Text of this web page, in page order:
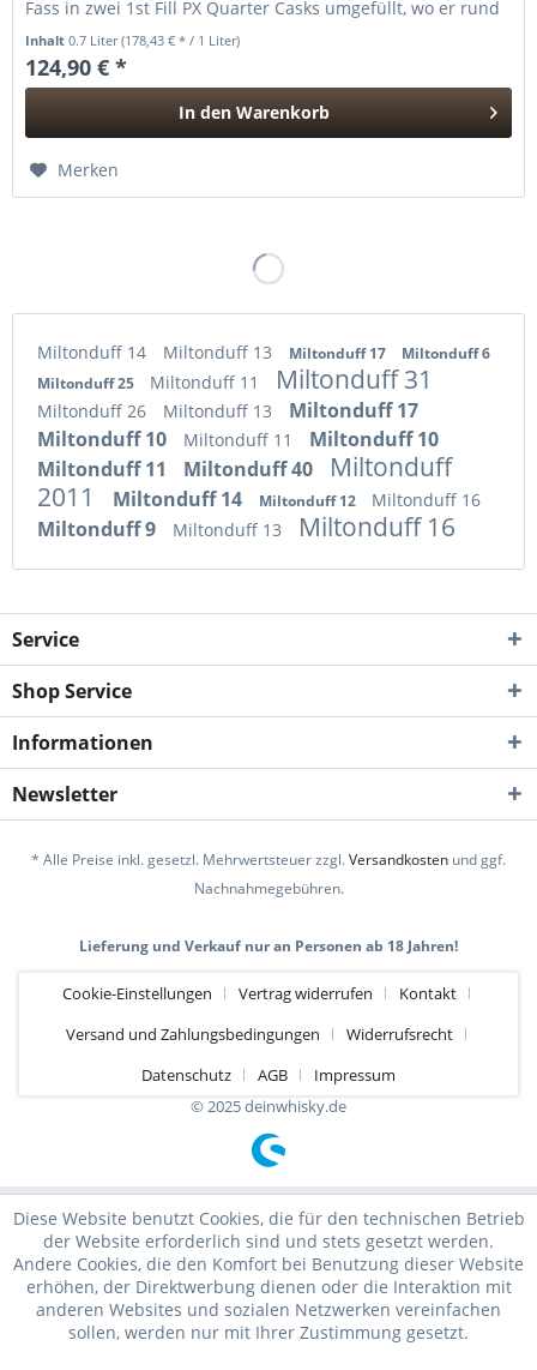
Fass in zwei 1st Fill PX Quarter Casks umgefüllt, wo er rund
Inhalt0.7 Liter(178,43 € * / 1 Liter)
124,90 € *
In den Warenkorb
Merken
Miltonduff 14 Miltonduff 13 Miltonduff 17
Miltonduff 6
Miltonduff 25
Miltonduff 11 Miltonduff 31
Miltonduff 26 Miltonduff 13
Miltonduff 17
Miltonduff 10
Miltonduff 11
Miltonduff 10
Miltonduff 11
Miltonduff 40
Miltonduff
2011
Miltonduff 14 Miltonduff 12 Miltonduff 16
Miltonduff 9 Miltonduff 13 Miltonduff 16
Service
Shop Service
Informationen
Newsletter
* Alle Preise inkl. gesetzl. Mehrwertsteuer zzgl.Versandkosten und ggf.
Nachnahmegebühren.
Lieferung und Verkauf nur an Personen ab 18 Jahren!
Cookie-Einstellungen Vertrag widerrufen
Kontakt
Versand und Zahlungsbedingungen
Widerrufsrecht
Datenschutz
AGB
Impressum
© 2025 deinwhisky.de
Diese Website benutzt Cookies, die für den technischen Betrieb
der Website erforderlich sind und stets gesetzt werden.
Andere Cookies, die den Komfort bei Benutzung dieser Website
erhöhen, der Direktwerbung dienen oder die Interaktion mit
anderen Websites und sozialen Netzwerken vereinfachen
sollen, werden nur mit Ihrer Zustimmung gesetzt.